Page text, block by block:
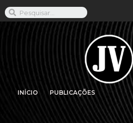
INÍCIO PUBLICAÇÕES